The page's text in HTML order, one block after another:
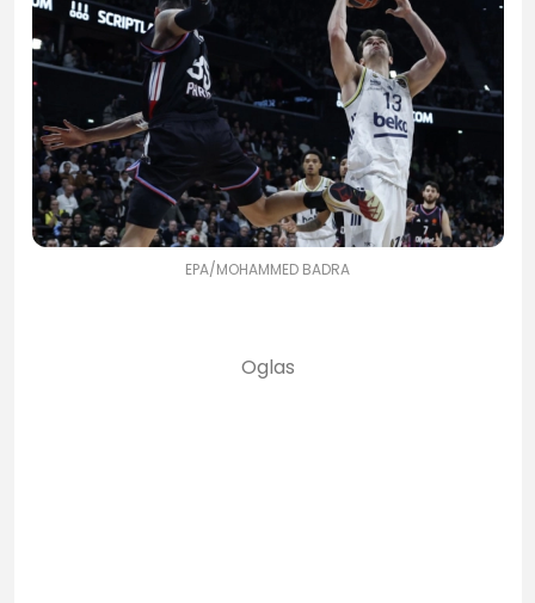
EPA/MOHAMMED BADRA